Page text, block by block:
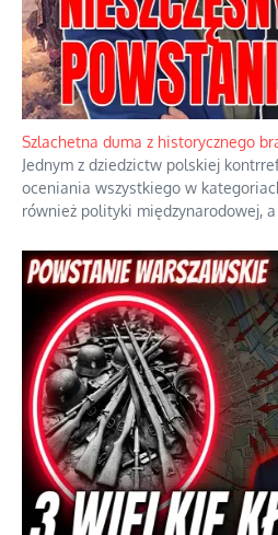
Szlachetna duma z historycznego
Jednym z dziedzictw polskiej
oceniania wszystkiego w
również polityki międzynarodowej, a